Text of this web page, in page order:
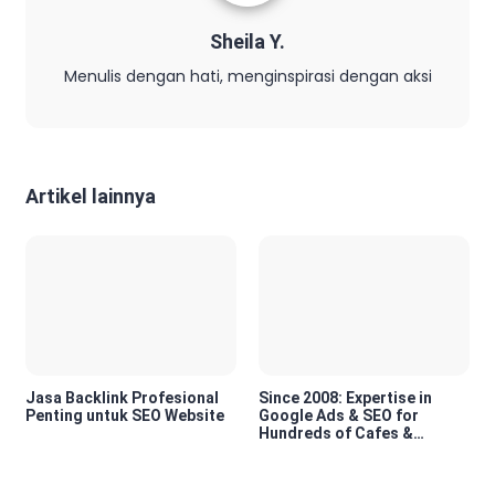
Sheila Y.
Menulis dengan hati, menginspirasi dengan aksi
Artikel lainnya
Jasa Backlink Profesional
Penting untuk SEO Website
Since 2008: Expertise in
Google Ads & SEO for
Hundreds of Cafes &